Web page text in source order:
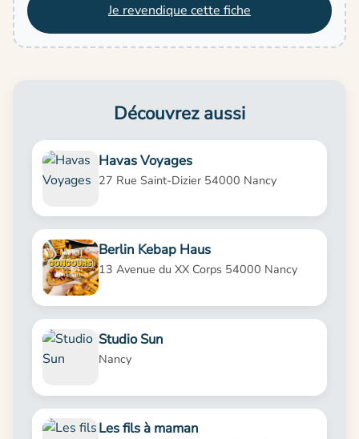
Je revendique cette fiche
Découvrez aussi
Havas Voyages
27 Rue Saint-Dizier 54000 Nancy
Berlin Kebap Haus
13 Avenue du XX Corps 54000 Nancy
Studio Sun
Nancy
Les fils à maman